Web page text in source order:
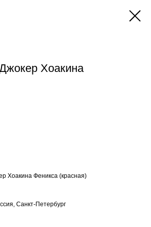
Хоакина
Хоакина Феникса (красная)
Санкт-Петербург